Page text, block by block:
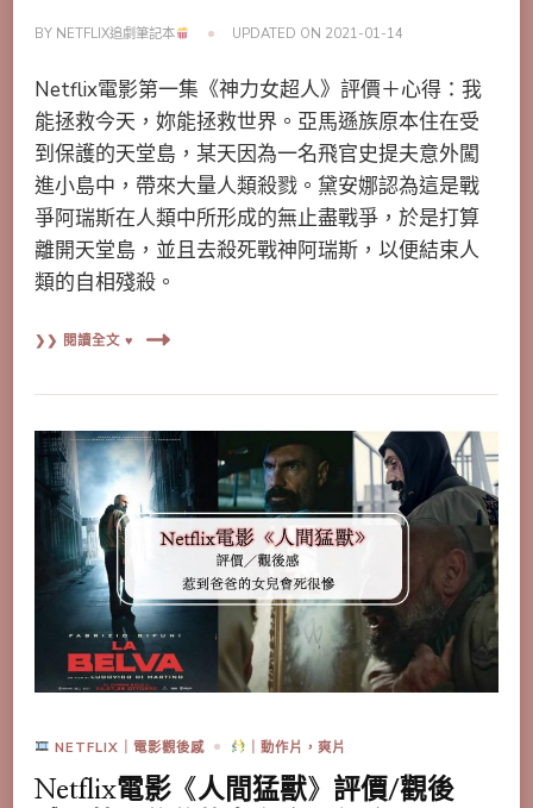
BY NETFLIX追劇筆記本 UPDATED ON 2021-01-14
Netflix電影第一集《神力女超人》評價＋心得：我
能拯救今天，妳能拯救世界。亞馬遜族原本住在受
到保護的天堂島，某天因為一名飛官史提夫意外闖
進小島中，帶來大量人類殺戮。黛安娜認為這是戰
爭阿瑞斯在人類中所形成的無止盡戰爭，於是打算
離開天堂島，並且去殺死戰神阿瑞斯，以便結束人
類的自相殘殺。
❯❯ 閱讀全文 ♥
NETFLIX｜電影觀後感 ｜動作片，爽片
Netflix電影《人間猛獸》評價/觀後